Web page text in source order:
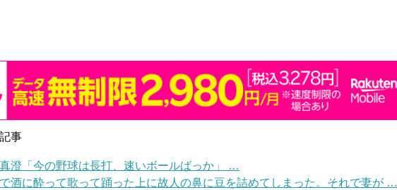
事
真澄「今の野球は長打、速いボールばっか」 …
酒に酔って歌って踊った上に故人の鼻に豆を詰めてしまった。それで妻が …